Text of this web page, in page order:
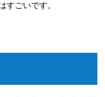
すごいです。